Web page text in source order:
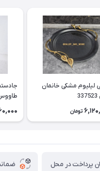
لیلیوم مشکی خانمان
تومان
پرداخت در محل